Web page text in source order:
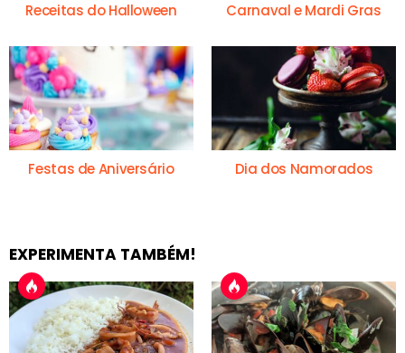
Receitas do Halloween Carnaval e Mardi Gras
Festas de Aniversário Dia dos Namorados
EXPERIMENTA TAMBÉM!